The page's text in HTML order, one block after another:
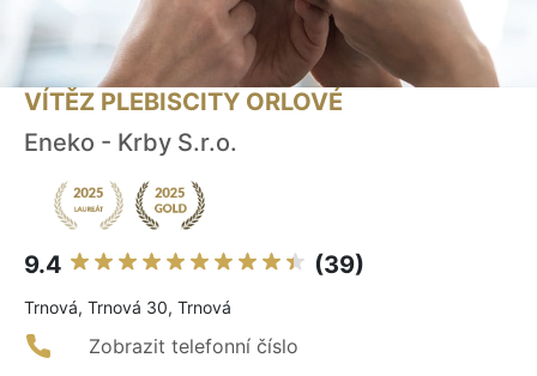
VÍTĚZ PLEBISCITY ORLOVÉ
Eneko - Krby S.r.o.
9.4 (39)
Trnová, Trnová 30, Trnová
Zobrazit telefonní číslo